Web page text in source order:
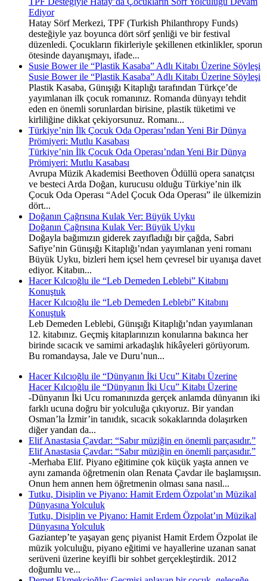
Ediyor
Hatay Sörf Merkezi, TPF (Turkish Philanthropy Funds)
desteğiyle yaz boyunca dört sörf şenliği ve bir festival
düzenledi. Çocukların fikirleriyle şekillenen etkinlikler, sporun
ötesinde dayanışmayı, ifade...
Susie Bower ile “Plastik Kasaba” Adlı Kitabı Üzerine Söyleşi
Susie Bower ile “Plastik Kasaba” Adlı Kitabı Üzerine Söyleşi
Plastik Kasaba, Günışığı Kitaplığı tarafından Türkçe’de
yayımlanan ilk çocuk romanınız. Romanda dünyayı tehdit
eden en önemli sorunlardan birisine, plastik tüketimi ve
kirliliğine dikkat çekiyorsunuz. Romanı...
Türkiye’nin İlk Çocuk Oda Operası’ndan Yeni Bir Dünya
Prömiyeri: Mutlu Kasabası
Türkiye’nin İlk Çocuk Oda Operası’ndan Yeni Bir Dünya
Prömiyeri: Mutlu Kasabası
Avrupa Müzik Akademisi Beethoven Ödüllü opera sanatçısı
ve besteci Arda Doğan, kurucusu olduğu Türkiye’nin ilk
Çocuk Oda Operası “Adel Çocuk Oda Operası” ile ülkemizin
dört...
Doğanın Çağrısına Kulak Ver: Büyük Uyku
Doğanın Çağrısına Kulak Ver: Büyük Uyku
Doğayla bağımızın giderek zayıfladığı bir çağda, Sabri
Safiye’nin Günışığı Kitaplığı’ndan yayımlanan yeni romanı
Büyük Uyku, bizleri hem içsel hem çevresel bir uyanışa davet
ediyor. Kitabın...
Hacer Kılcıoğlu ile “Leb Demeden Leblebi” Kitabını
Konuştuk
Hacer Kılcıoğlu ile “Leb Demeden Leblebi” Kitabını
Konuştuk
Leb Demeden Leblebi, Günışığı Kitaplığı’ndan yayımlanan
12. kitabınız. Geçmiş kitaplarınızın konularına bakınca her
birinde sıcacık ve samimi arkadaşlık hikâyeleri görüyorum.
Bu romandaysa, Jale ve Duru’nun...
Hacer Kılcıoğlu ile “Dünyanın İki Ucu” Kitabı Üzerine
Hacer Kılcıoğlu ile “Dünyanın İki Ucu” Kitabı Üzerine
-Dünyanın İki Ucu romanınızda gerçek anlamda dünyanın iki
farklı ucuna doğru bir yolculuğa çıkıyoruz. Bir yandan
Osman’la İzmir’in tanıdık, sıcacık sokaklarında dolaşırken
diğer yandan da...
Elif Anastasia Çavdar: “Sabır müziğin en önemli parçasıdır.”
Elif Anastasia Çavdar: “Sabır müziğin en önemli parçasıdır.”
-Merhaba Elif. Piyano eğitimine çok küçük yaşta annen ve
aynı zamanda öğretmenin olan Renata Çavdar ile başlamışsın.
Onun hem annen hem öğretmenin olması sana nasıl...
Tutku, Disiplin ve Piyano: Hamit Erdem Özpolat’ın Müzikal
Dünyasına Yolculuk
Tutku, Disiplin ve Piyano: Hamit Erdem Özpolat’ın Müzikal
Dünyasına Yolculuk
Gaziantep’te yaşayan genç piyanist Hamit Erdem Özpolat ile
müzik yolculuğu, piyano eğitimi ve hayallerine uzanan sanat
serüveni üzerine keyifli bir sohbet gerçekleştirdik. 2012
doğumlu ve...